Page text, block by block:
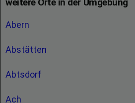
Abern
Abstätten
Abtsdorf
Ach